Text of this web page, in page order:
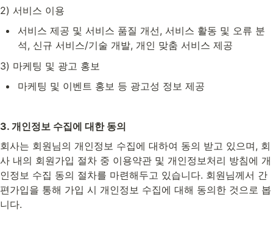
2) 서비스 이용
서비스 제공 및 서비스 품질 개선, 서비스 활동 및 오류 분
석, 신규 서비스/기술 개발, 개인 맞춤 서비스 제공
3) 마케팅 및 광고 홍보
마케팅 및 이벤트 홍보 등 광고성 정보 제공
3. 개인정보 수집에 대한 동의
회사는 회원님의 개인정보 수집에 대하여 동의 받고 있으며, 회
사 내의 회원가입 절차 중 이용약관 및 개인정보처리 방침에 개
인정보 수집 동의 절차를 마련해두고 있습니다. 회원님께서 간
편가입을 통해 가입 시 개인정보 수집에 대해 동의한 것으로 봅
니다.